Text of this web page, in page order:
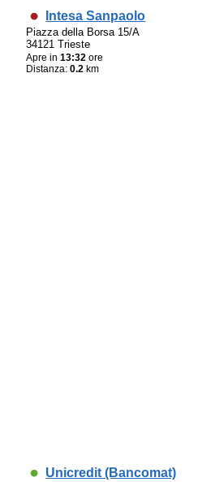
Intesa Sanpaolo
Piazza della Borsa 15/A
34121 Trieste
Apre in13:32 ore
Distanza:0.2 km
Unicredit (Bancomat)